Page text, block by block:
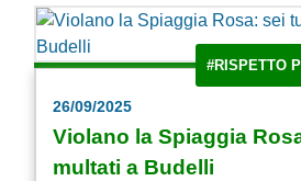
#RISPETTO
26/09/2025
Violano la Spiaggia
multati a Budelli